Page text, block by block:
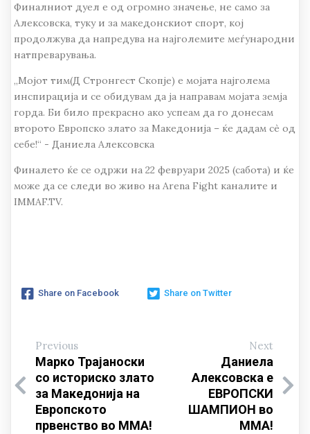
Финалниот дуел е од огромно значење, не само за
Алексовска, туку и за македонскиот спорт, кој
продолжува да напредува на најголемите меѓународни
натпреварувања.
„Мојот тим(Д Стронгест Скопје) е мојата најголема
инспирација и се обидувам да ја направам мојата земја
горда. Би било прекрасно ако успеам да го донесам
второто Европско злато за Македонија – ќе дадам сѐ од
себе!“ - Даниела Алексовска
Финалето ќе се одржи на 22 февруари 2025 (сабота) и ќе
може да се следи во живо на Arena Fight каналите и
IMMAF.TV.
Share on Facebook Share on Twitter
Previous
Марко Трајаноски
со историско злато
за Македонија на
Европското
првенство во ММА!
Next
Даниела
Алексовска е
ЕВРОПСКИ
ШАМПИОН во
ММА!